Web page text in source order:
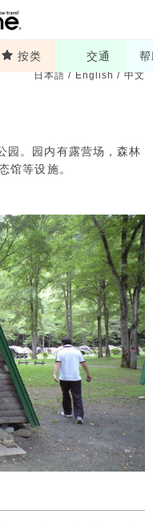
按类 交通
日本語/English/中文
园。园内有露营场，森林
馆等设施。